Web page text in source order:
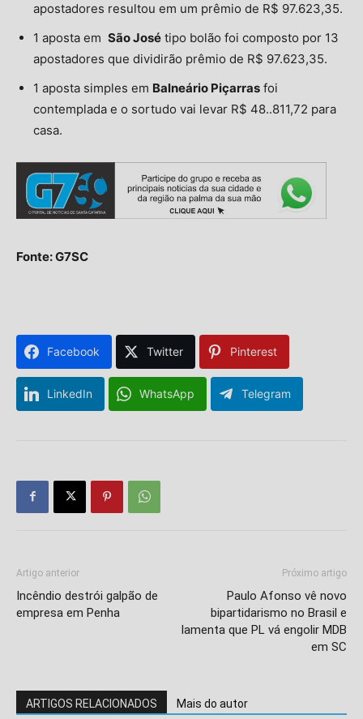
apostadores resultou em um prêmio de R$ 97.623,35.
1 aposta em São José tipo bolão foi composto por 13
apostadores que dividirão prêmio de R$ 97.623,35.
1 aposta simples em Balneário Piçarras foi
contemplada e o sortudo vai levar R$ 48..811,72 para
casa.
Fonte: G7SC
Facebook Twitter Pinterest
LinkedIn WhatsApp Telegram
Artigo anterior
Incêndio destrói galpão de
empresa em Penha
Próximo artigo
Paulo Afonso vê novo
bipartidarismo no Brasil e
lamenta que PL vá engolir MDB
em SC
ARTIGOS RELACIONADOS Mais do autor